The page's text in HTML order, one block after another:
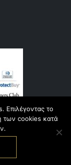
Επιλέγοντας το
των cookies κατά